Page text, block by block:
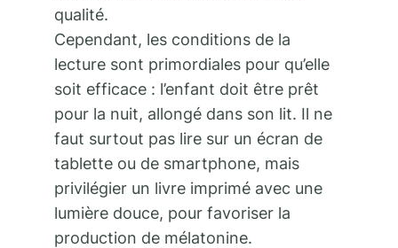
qualité.
Cependant, les conditions de la
lecture sont primordiales pour qu’elle
soit efficace : l’enfant doit être prêt
pour la nuit, allongé dans son lit. Il ne
faut surtout pas lire sur un écran de
tablette ou de smartphone, mais
privilégier un livre imprimé avec une
lumière douce, pour favoriser la
production de mélatonine.